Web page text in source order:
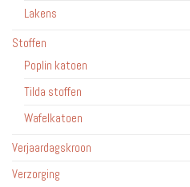
Lakens
Stoffen
Poplin katoen
Tilda stoffen
Wafelkatoen
Verjaardagskroon
Verzorging